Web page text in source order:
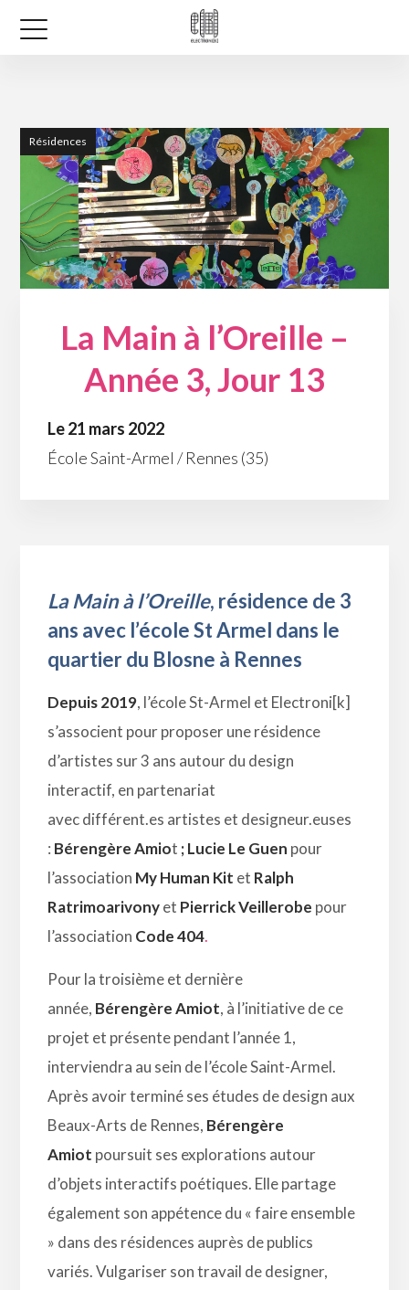
Résidences
La Main à l’Oreille –
Année 3, Jour 13
Le 21 mars 2022
École Saint-Armel / Rennes (35)
La Main à l’Oreille, résidence de 3
ans avec l’école St Armel dans le
quartier du Blosne à Rennes
Depuis 2019, l’école St-Armel et Electroni[k]
s’associent pour proposer une résidence
d’artistes sur 3 ans autour du design
interactif, en partenariat
avec différent.es artistes et designeur.euses
: Bérengère Amiot ;Lucie Le Guen pour
l’association My Human Kit et Ralph
Ratrimoarivonyet Pierrick Veillerobe pour
l’association Code 404.
Pour la troisième et dernière
année, Bérengère Amiot, à l’initiative de ce
projet et présente pendant l’année 1,
interviendra au sein de l’école Saint-Armel.
Après avoir terminé ses études de design aux
Beaux-Arts de Rennes, Bérengère
Amiot poursuit ses explorations autour
d’objets interactifs poétiques. Elle partage
également son appétence du « faire ensemble
» dans des résidences auprès de publics
variés. Vulgariser son travail de designer,